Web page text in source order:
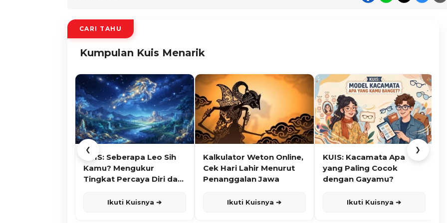
CARI TAHU
Kumpulan Kuis Menarik
❮
KUIS: Seberapa Leo Sih
Kamu? Mengukur
Tingkat Percaya Diri dan
Ikuti Kuisnya ➔
Kalkulator Weton Online,
Cek Hari Lahir Menurut
Penanggalan Jawa
Ikuti Kuisnya ➔
KUIS: Kacamata Apa
yang Paling Cocok
dengan Gayamu?
Ikuti Kuisnya ➔
❯